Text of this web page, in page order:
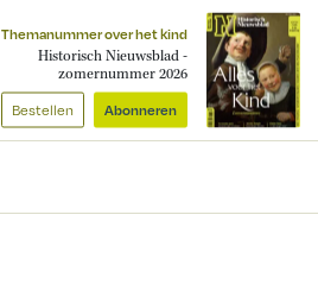
Themanummer over het kind
Historisch Nieuwsblad -
zomernummer 2026
Bestellen Abonneren